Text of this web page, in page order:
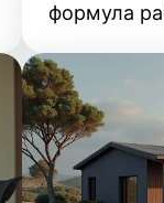
формула